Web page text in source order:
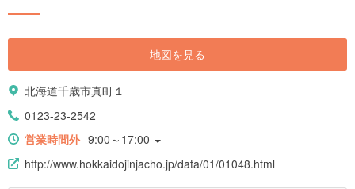
地図を見る
北海道千歳市真町１
0123-23-2542
営業時間外 9:00～17:00
http://www.hokkaidojinjacho.jp/data/01/01048.html